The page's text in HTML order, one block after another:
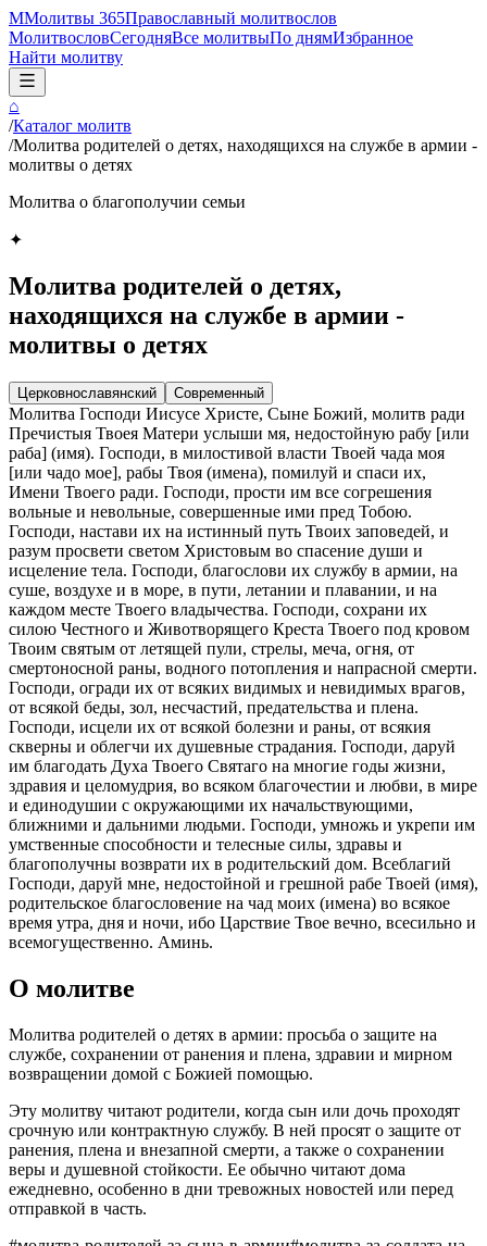
ММолитвы 365Православный молитвослов
МолитвословСегодняВсе молитвыПо днямИзбранное
Найти молитву
⌂
/Каталог молитв
/Молитва родителей о детях, находящихся на службе в армии -
молитвы о детях
Молитва о благополучии семьи
✦
Молитва родителей о детях,
находящихся на службе в армии -
молитвы о детях
Церковнославянский Современный
Молитва Господи Иисусе Христе, Сыне Божий, молитв ради
Пречистыя Твоея Матери услыши мя, недостойную рабу [или
раба] (имя). Господи, в милостивой власти Твоей чада моя
[или чадо мое], рабы Твоя (имена), помилуй и спаси их,
Имени Твоего ради. Господи, прости им все согрешения
вольные и невольные, совершенные ими пред Тобою.
Господи, настави их на истинный путь Твоих заповедей, и
разум просвети светом Христовым во спасение души и
исцеление тела. Господи, благослови их службу в армии, на
суше, воздухе и в море, в пути, летании и плавании, и на
каждом месте Твоего владычества. Господи, сохрани их
силою Честного и Животворящего Креста Твоего под кровом
Твоим святым от летящей пули, стрелы, меча, огня, от
смертоносной раны, водного потопления и напрасной смерти.
Господи, огради их от всяких видимых и невидимых врагов,
от всякой беды, зол, несчастий, предательства и плена.
Господи, исцели их от всякой болезни и раны, от всякия
скверны и облегчи их душевные страдания. Господи, даруй
им благодать Духа Твоего Святаго на многие годы жизни,
здравия и целомудрия, во всяком благочестии и любви, в мире
и единодушии с окружающими их начальствующими,
ближними и дальними людьми. Господи, умножь и укрепи им
умственные способности и телесные силы, здравы и
благополучны возврати их в родительский дом. Всеблагий
Господи, даруй мне, недостойной и грешной рабе Твоей (имя),
родительское благословение на чад моих (имена) во всякое
время утра, дня и ночи, ибо Царствие Твое вечно, всесильно и
всемогущественно. Аминь.
О молитве
Молитва родителей о детях в армии: просьба о защите на
службе, сохранении от ранения и плена, здравии и мирном
возвращении домой с Божией помощью.
Эту молитву читают родители, когда сын или дочь проходят
срочную или контрактную службу. В ней просят о защите от
ранения, плена и внезапной смерти, а также о сохранении
веры и душевной стойкости. Ее обычно читают дома
ежедневно, особенно в дни тревожных новостей или перед
отправкой в часть.